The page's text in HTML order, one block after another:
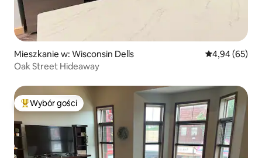
Mieszkanie w: Wisconsin Dells Średnia
4,94 (65)
Oak Street Hideaway
Najpopularniejsze z kategorii Wybór gości
Wybór gości